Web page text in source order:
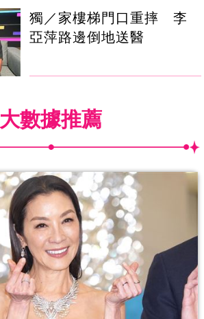
獨／家樓梯門口重摔 李
亞萍路邊倒地送醫
大數據推薦